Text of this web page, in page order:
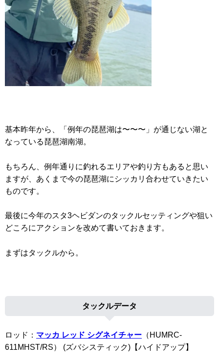
基本昨年から、「例年の琵琶湖は〜〜〜」が通じない湖と
なっている琵琶湖南湖。
もちろん、例年通りに釣れるエリアや釣り方もあると思い
ますが、あくまで今の琵琶湖にシッカリ合わせていきたい
ものです。
最後に今年のスタ3ヘビダンのタックルセッティングや狙い
どころにアクションを改めて書いておきます。
まずはタックルから。
タックルデータ
ロッド： マッカ レッド シグネイチャー （HUMRC-
611MHST/RS） (ズバシスティック)【ハイドアップ】